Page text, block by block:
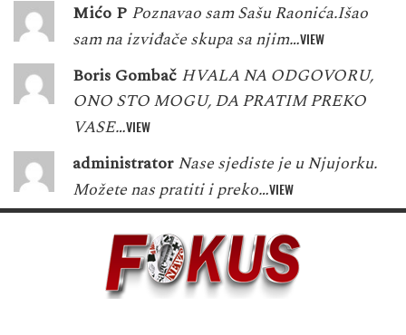
Mićo P Poznavao sam Sašu Raonića.Išao
sam na izviđače skupa sa njim…VIEW
Boris Gombač HVALA NA ODGOVORU,
ONO STO MOGU, DA PRATIM PREKO
VASE…VIEW
administrator Nase sjediste je u Njujorku.
Možete nas pratiti i preko…VIEW